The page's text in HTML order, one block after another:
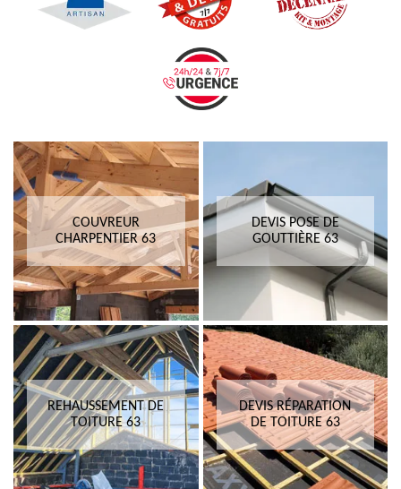
COUVREUR
CHARPENTIER 63
DEVIS POSE DE
GOUTTIÈRE 63
REHAUSSEMENT DE
TOITURE 63
DEVIS RÉPARATION
DE TOITURE 63